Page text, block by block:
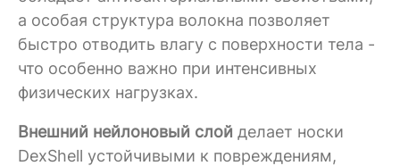
а особая структура волокна позволяет
быстро отводить влагу с поверхности тела -
что особенно важно при интенсивных
физических нагрузках.
Внешний нейлоновый слой делает носки
DexShell устойчивыми к повреждениям,